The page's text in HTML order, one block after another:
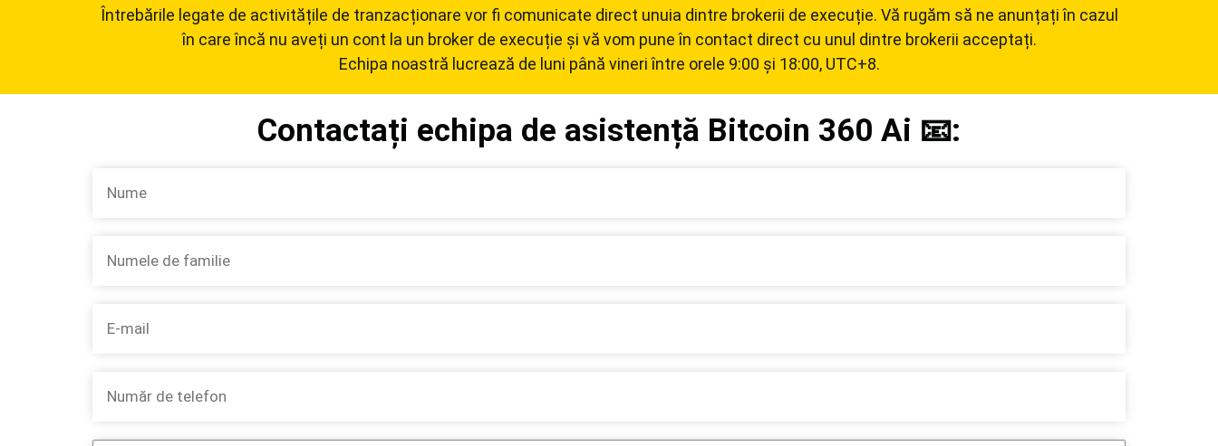
Întrebările legate de activitățile de tranzacționare vor fi comunicate direct unuia dintre brokerii de execuție. Vă rugăm să ne anunțați în cazul
în care încă nu aveți un cont la un broker de execuție și vă vom pune în contact direct cu unul dintre brokerii acceptați.
Echipa noastră lucrează de luni până vineri între orele 9:00 și 18:00, UTC+8.
Contactați echipa de asistență Bitcoin 360 Ai 📧: